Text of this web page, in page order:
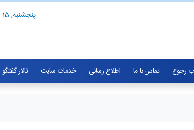
پنجشنبه, 15 مرداد 1405
رجوع تماس با ما اطلاع رسانی خدمات سایت تالار گفتگو